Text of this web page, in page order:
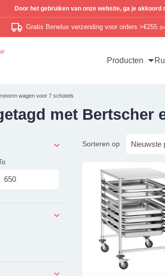
Gratis Benelux verzending voor orders >€255
Producten
wagen voor 7 schotels
met Bertscher
Sorteren op
Door het gebruiken van onze website, ga je